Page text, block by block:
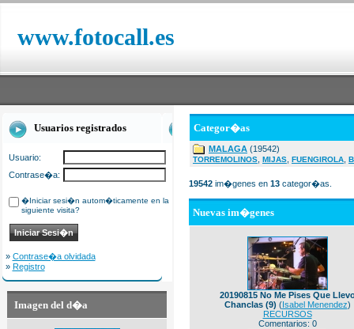
www.fotocall.es
Usuarios registrados
Usuario:
Contrase�a:
�Iniciar sesi�n autom�ticamente en la
siguiente visita?
» Contrase�a olvidada
» Registro
Imagen del d�a
Categor�as
MALAGA (19542)
TORREMOLINOS MIJAS FUENGIROLA
19542 im�genes en 13 categor�as.
Nuevas im�genes
20190815 No Me Pises Que
Chanclas (9) (Isabel Menendez)
RECURSOS
Comentarios: 0